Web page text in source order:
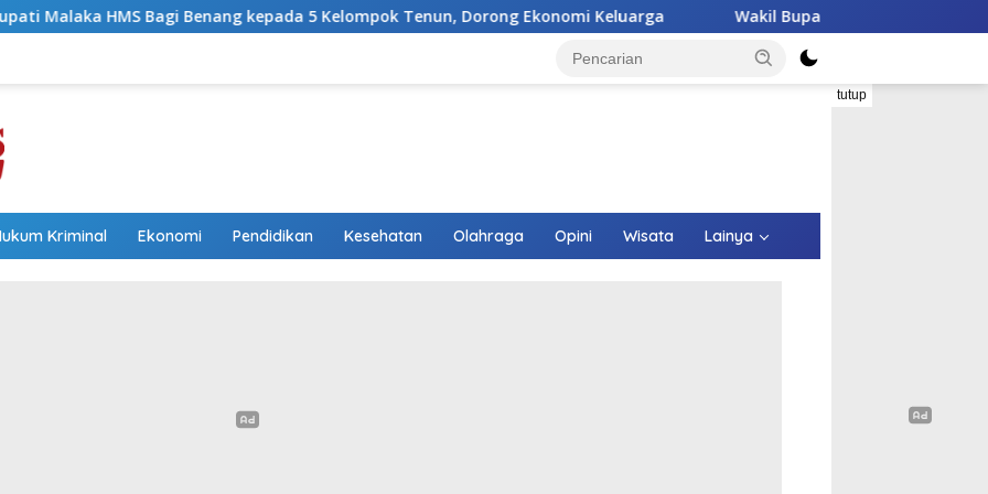
Benang kepada 5 Kelompok Tenun, Dorong Ekonomi Keluarga Wakil Bupati Malaka HMS Tinjau Kelompok
tutup
Kriminal Ekonomi Pendidikan Kesehatan Olahraga Opini Wisata Lainya